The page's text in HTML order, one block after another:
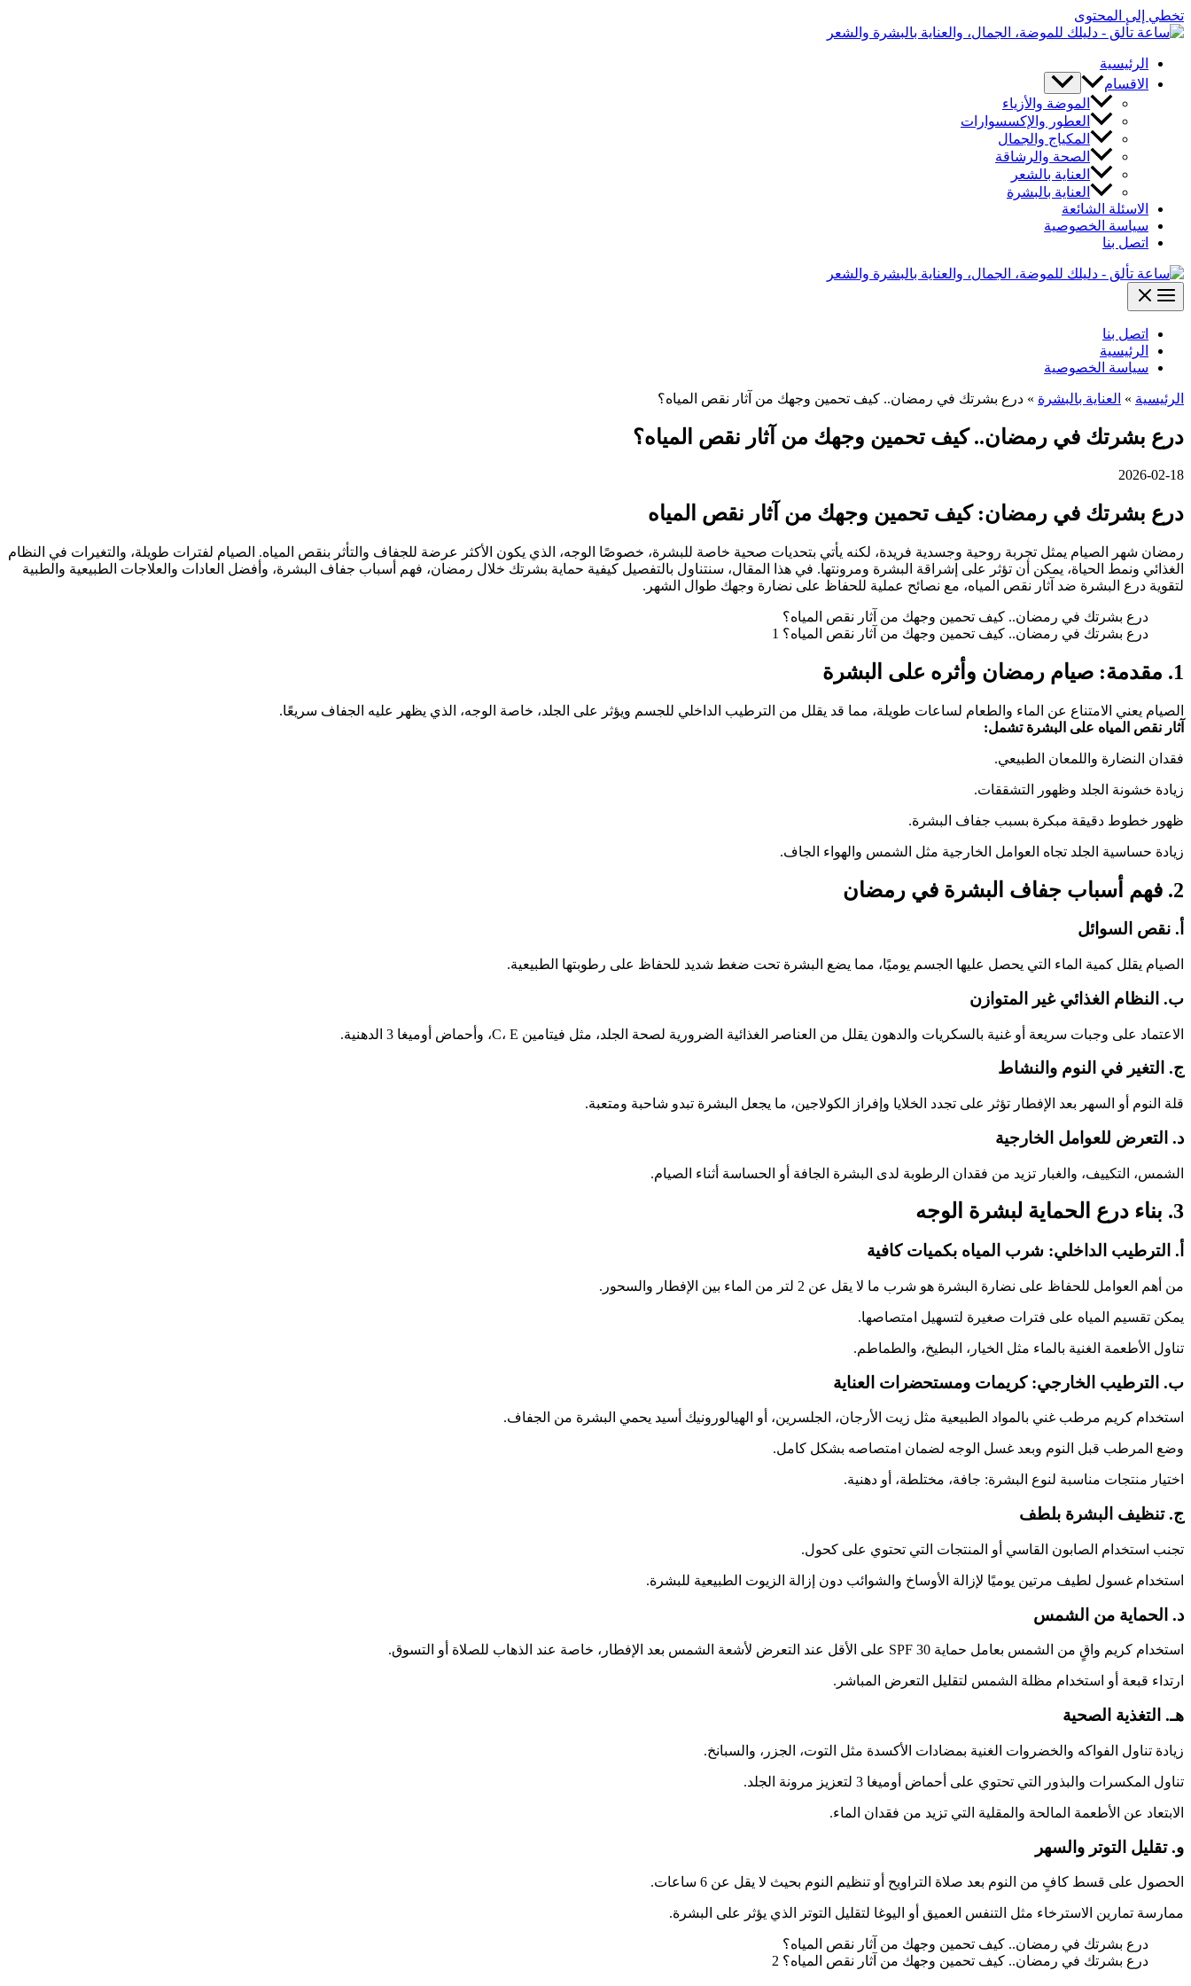
تخطي إلى المحتوى
الرئيسية
الاقسام
الموضة والأزياء
العطور والإكسسوارات
المكياج والجمال
الصحة والرشاقة
العناية بالشعر
العناية بالبشرة
الاسئلة الشائعة
سياسة الخصوصية
اتصل بنا
اتصل بنا
الرئيسية
سياسة الخصوصية
الرئيسية » العناية بالبشرة » درع بشرتك في رمضان.. كيف تحمين وجهك من آثار نقص المياه؟
درع بشرتك في رمضان.. كيف تحمين وجهك من آثار نقص المياه؟
2026-02-18
درع بشرتك في رمضان: كيف تحمين وجهك من آثار نقص المياه
رمضان شهر الصيام يمثل تجربة روحية وجسدية فريدة، لكنه يأتي بتحديات صحية خاصة للبشرة، خصوصًا الوجه، الذي يكون الأكثر عرضة للجفاف والتأثر بنقص المياه. الصيام لفترات طويلة، والتغيرات في النظام
الغذائي ونمط الحياة، يمكن أن تؤثر على إشراقة البشرة ومرونتها. في هذا المقال، سنتناول بالتفصيل كيفية حماية بشرتك خلال رمضان، فهم أسباب جفاف البشرة، وأفضل العادات والعلاجات الطبيعية والطبية
لتقوية درع البشرة ضد آثار نقص المياه، مع نصائح عملية للحفاظ على نضارة وجهك طوال الشهر.
درع بشرتك في رمضان.. كيف تحمين وجهك من آثار نقص المياه؟
درع بشرتك في رمضان.. كيف تحمين وجهك من آثار نقص المياه؟ 1
1. مقدمة: صيام رمضان وأثره على البشرة
الصيام يعني الامتناع عن الماء والطعام لساعات طويلة، مما قد يقلل من الترطيب الداخلي للجسم ويؤثر على الجلد، خاصة الوجه، الذي يظهر عليه الجفاف سريعًا.
آثار نقص المياه على البشرة تشمل:
فقدان النضارة واللمعان الطبيعي.
زيادة خشونة الجلد وظهور التشققات.
ظهور خطوط دقيقة مبكرة بسبب جفاف البشرة.
زيادة حساسية الجلد تجاه العوامل الخارجية مثل الشمس والهواء الجاف.
2. فهم أسباب جفاف البشرة في رمضان
أ. نقص السوائل
الصيام يقلل كمية الماء التي يحصل عليها الجسم يوميًا، مما يضع البشرة تحت ضغط شديد للحفاظ على رطوبتها الطبيعية.
ب. النظام الغذائي غير المتوازن
الاعتماد على وجبات سريعة أو غنية بالسكريات والدهون يقلل من العناصر الغذائية الضرورية لصحة الجلد، مثل فيتامين C، E، وأحماض أوميغا 3 الدهنية.
ج. التغير في النوم والنشاط
قلة النوم أو السهر بعد الإفطار تؤثر على تجدد الخلايا وإفراز الكولاجين، ما يجعل البشرة تبدو شاحبة ومتعبة.
د. التعرض للعوامل الخارجية
الشمس، التكييف، والغبار تزيد من فقدان الرطوبة لدى البشرة الجافة أو الحساسة أثناء الصيام.
3. بناء درع الحماية لبشرة الوجه
أ. الترطيب الداخلي: شرب المياه بكميات كافية
من أهم العوامل للحفاظ على نضارة البشرة هو شرب ما لا يقل عن 2 لتر من الماء بين الإفطار والسحور.
يمكن تقسيم المياه على فترات صغيرة لتسهيل امتصاصها.
تناول الأطعمة الغنية بالماء مثل الخيار، البطيخ، والطماطم.
ب. الترطيب الخارجي: كريمات ومستحضرات العناية
استخدام كريم مرطب غني بالمواد الطبيعية مثل زيت الأرجان، الجلسرين، أو الهيالورونيك أسيد يحمي البشرة من الجفاف.
وضع المرطب قبل النوم وبعد غسل الوجه لضمان امتصاصه بشكل كامل.
اختيار منتجات مناسبة لنوع البشرة: جافة، مختلطة، أو دهنية.
ج. تنظيف البشرة بلطف
تجنب استخدام الصابون القاسي أو المنتجات التي تحتوي على كحول.
استخدام غسول لطيف مرتين يوميًا لإزالة الأوساخ والشوائب دون إزالة الزيوت الطبيعية للبشرة.
د. الحماية من الشمس
استخدام كريم واقٍ من الشمس بعامل حماية SPF 30 على الأقل عند التعرض لأشعة الشمس بعد الإفطار، خاصة عند الذهاب للصلاة أو التسوق.
ارتداء قبعة أو استخدام مظلة الشمس لتقليل التعرض المباشر.
هـ. التغذية الصحية
زيادة تناول الفواكه والخضروات الغنية بمضادات الأكسدة مثل التوت، الجزر، والسبانخ.
تناول المكسرات والبذور التي تحتوي على أحماض أوميغا 3 لتعزيز مرونة الجلد.
الابتعاد عن الأطعمة المالحة والمقلية التي تزيد من فقدان الماء.
و. تقليل التوتر والسهر
الحصول على قسط كافٍ من النوم بعد صلاة التراويح أو تنظيم النوم بحيث لا يقل عن 6 ساعات.
ممارسة تمارين الاسترخاء مثل التنفس العميق أو اليوغا لتقليل التوتر الذي يؤثر على البشرة.
درع بشرتك في رمضان.. كيف تحمين وجهك من آثار نقص المياه؟
درع بشرتك في رمضان.. كيف تحمين وجهك من آثار نقص المياه؟ 2